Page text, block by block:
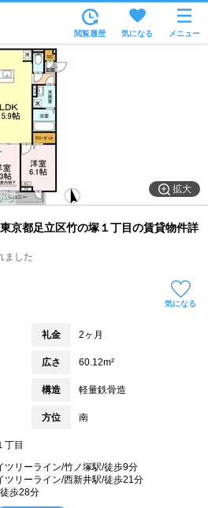
沿線・駅から
住所から
家賃相場から
通勤通学時間から
物件特集から
不動産会社から
TOP
閲覧履歴 気になる メニュー
拡大
京都足立区竹の塚１丁目の賃貸物件詳
ました
気になる
礼金 2ヶ月
広さ 60.12m²
構造 軽量鉄骨造
方位 南
丁目
ツリーライン/竹ノ塚駅/徒歩9分
ツリーライン/西新井駅/徒歩21分
歩28分